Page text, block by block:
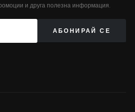
и друга полезна информация.